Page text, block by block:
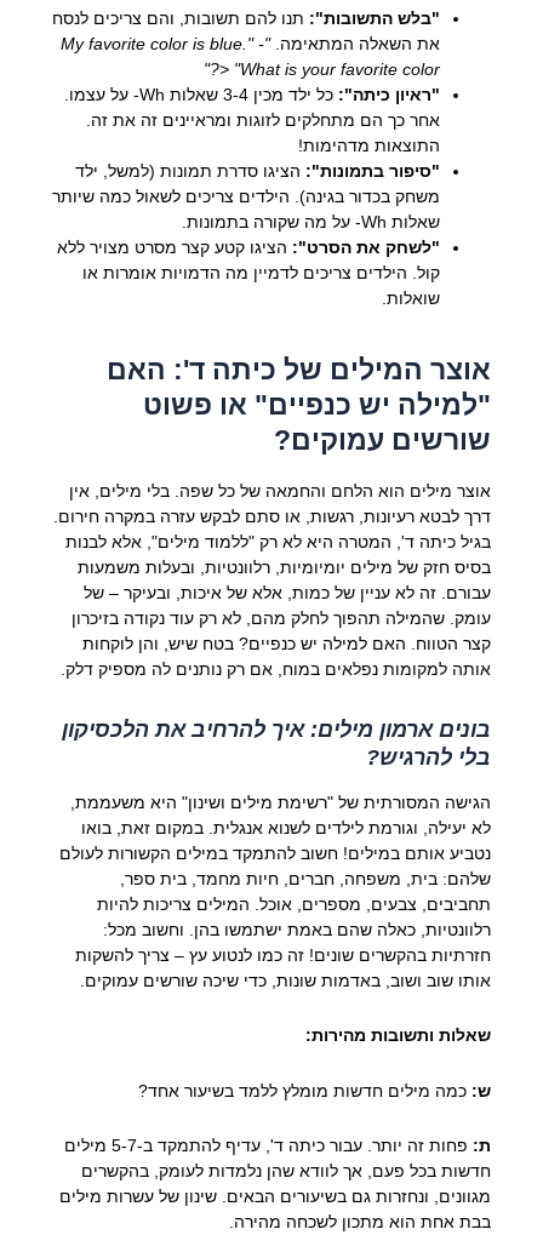
"בלש התשובות": תנו להם תשובות, והם צריכים לנסח
את השאלה המתאימה. "My favorite color is blue." -
> "What is your favorite color?"
"ראיון כיתה":
כל ילד מכין 3-4 שאלות Wh- על עצמו.
אחר כך הם מתחלקים לזוגות ומראיינים זה את זה.
התוצאות מדהימות!
"סיפור בתמונות": הציגו סדרת תמונות (למשל, ילד
משחק בכדור בגינה). הילדים צריכים לשאול כמה שיותר
שאלות Wh- על מה שקורה בתמונות.
"לשחק את הסרט": הציגו קטע קצר מסרט מצויר ללא
קול. הילדים צריכים לדמיין מה הדמויות אומרות או
שואלות.
אוצר המילים של כיתה ד': האם
"למילה יש כנפיים" או פשוט
שורשים עמוקים?
אוצר מילים הוא הלחם והחמאה של כל שפה. בלי מילים, אין
דרך לבטא רעיונות, רגשות, או סתם לבקש עזרה במקרה חירום.
בגיל כיתה ד', המטרה היא לא רק "ללמוד מילים", אלא לבנות
בסיס חזק של מילים יומיומיות, רלוונטיות, ובעלות משמעות
עבורם. זה לא עניין של כמות, אלא של איכות, ובעיקר – של
עומק. שהמילה תהפוך לחלק מהם, לא רק עוד נקודה בזיכרון
קצר הטווח. האם למילה יש כנפיים? בטח שיש, והן לוקחות
אותה למקומות נפלאים במוח, אם רק נותנים לה מספיק דלק.
בונים ארמון מילים: איך להרחיב את הלכסיקון
בלי להרגיש?
הגישה המסורתית של "רשימת מילים ושינון" היא משעממת,
לא יעילה, וגורמת לילדים לשנוא אנגלית. במקום זאת, בואו
נטביע אותם במילים! חשוב להתמקד במילים הקשורות לעולם
שלהם: בית, משפחה, חברים, חיות מחמד, בית ספר,
תחביבים, צבעים, מספרים, אוכל. המילים צריכות להיות
רלוונטיות, כאלה שהם באמת ישתמשו בהן. וחשוב מכל:
חזרתיות בהקשרים שונים! זה כמו לנטוע עץ – צריך להשקות
אותו שוב ושוב, באדמות שונות, כדי שיכה שורשים עמוקים.
שאלות ותשובות מהירות:
ש: כמה מילים חדשות מומלץ ללמד בשיעור אחד?
ת:
פחות זה יותר. עבור כיתה ד', עדיף להתמקד ב-5-7 מילים
חדשות בכל פעם, אך לוודא שהן נלמדות לעומק, בהקשרים
מגוונים, ונחזרות גם בשיעורים הבאים. שינון של עשרות מילים
בבת אחת הוא מתכון לשכחה מהירה.